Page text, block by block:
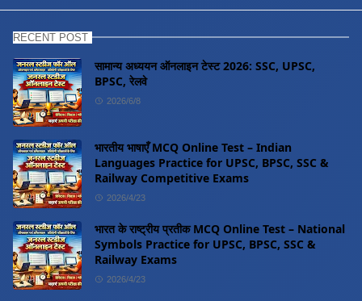
RECENT POST
सामान्य अध्ययन ऑनलाइन टेस्ट 2026: SSC, UPSC,
BPSC, रेलवे
2026/6/8
भारतीय भाषाएँ MCQ Online Test – Indian
Languages Practice for UPSC, BPSC, SSC &
Railway Competitive Exams
2026/4/23
भारत के राष्ट्रीय प्रतीक MCQ Online Test – National
Symbols Practice for UPSC, BPSC, SSC &
Railway Exams
2026/4/23